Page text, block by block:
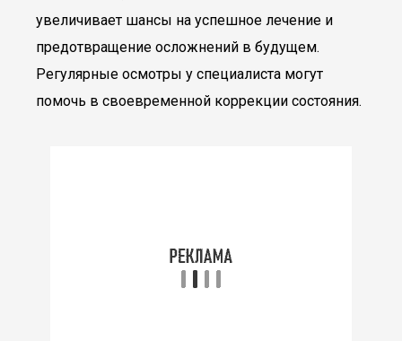
увеличивает шансы на успешное лечение и
предотвращение осложнений в будущем.
Регулярные осмотры у специалиста могут
помочь в своевременной коррекции состояния.